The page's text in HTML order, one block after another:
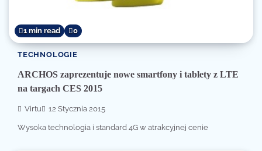
1 min read 0
TECHNOLOGIE
ARCHOS zaprezentuje nowe smartfony i tablety z LTE
na targach CES 2015
Virtu 12 Stycznia 2015
Wysoka technologia i standard 4G w atrakcyjnej cenie